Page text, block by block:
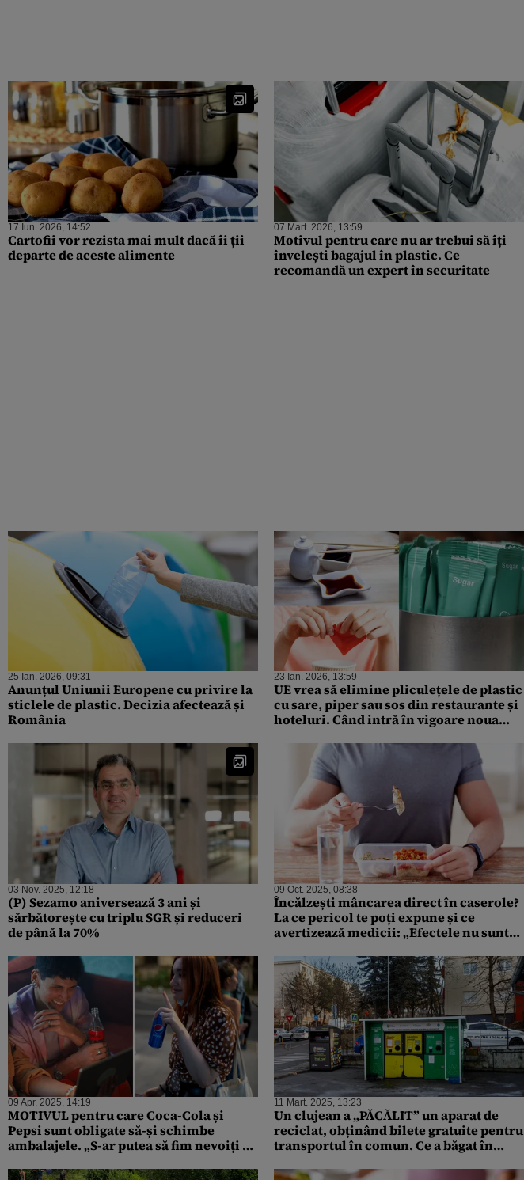
17 Iun. 2026, 14:52
Cartofii vor rezista mai mult dacă îi ții
departe de aceste alimente
07 Mart. 2026, 13:59
Motivul pentru care nu ar trebui să îți
învelești bagajul în plastic. Ce
recomandă un expert în securitate
25 Ian. 2026, 09:31
Anunțul Uniunii Europene cu privire la
sticlele de plastic. Decizia afectează și
România
23 Ian. 2026, 13:59
UE vrea să elimine pliculețele de plastic
cu sare, piper sau sos din restaurante și
hoteluri. Când intră în vigoare noua
03 Nov. 2025, 12:18
(P) Sezamo aniversează 3 ani și
sărbătorește cu triplu SGR și reduceri
de până la 70%
09 Oct. 2025, 08:38
Încălzești mâncarea direct în caserole?
La ce pericol te poți expune și ce
avertizează medicii: „Efectele nu sunt
09 Apr. 2025, 14:19
MOTIVUL pentru care Coca-Cola și
Pepsi sunt obligate să-și schimbe
ambalajele. „S-ar putea să fim nevoiți să
11 Mart. 2025, 13:23
Un clujean a „PĂCĂLIT” un aparat de
reciclat, obținând bilete gratuite pentru
transportul în comun. Ce a băgat în